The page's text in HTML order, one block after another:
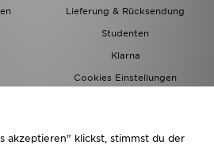
Lieferung & Rücksendung
Studenten
Klarna
Cookies Einstellungen
akzeptieren" klickst, stimmst du der